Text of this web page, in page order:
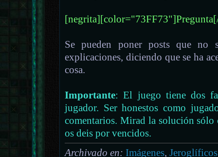
Se pueden poner posts que no
explicaciones, diciendo que se ha
cosa.
Importante: El juego tiene dos
jugador. Ser honestos como
comentarios. Mirad la solución sólo
os deis por vencidos.
Archivado en: Imágenes,Jeroglíficos